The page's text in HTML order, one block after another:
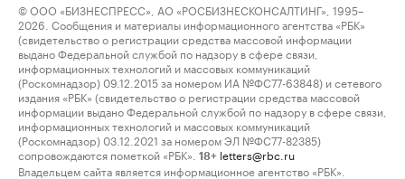
© ООО «БИЗНЕСПРЕСС», АО «РОСБИЗНЕСКОНСАЛТИНГ», 1995–
2026. Сообщения и материалы информационного агентства «РБК»
(свидетельство о регистрации средства массовой информации
выдано Федеральной службой по надзору в сфере связи,
информационных технологий и массовых коммуникаций
(Роскомнадзор) 09.12.2015 за номером ИА №ФС77-63848) и сетевого
издания «РБК» (свидетельство о регистрации средства массовой
информации выдано Федеральной службой по надзору в сфере связи,
информационных технологий и массовых коммуникаций
(Роскомнадзор) 03.12.2021 за номером ЭЛ №ФС77-82385)
сопровождаются пометкой «РБК».
18+ letters@rbc.ru
Владельцем сайта является информационное агентство «РБК».